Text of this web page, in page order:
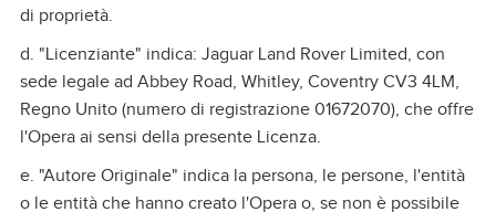
di proprietà.
d. "Licenziante" indica: Jaguar Land Rover Limited, con
sede legale ad Abbey Road, Whitley, Coventry CV3 4LM,
Regno Unito (numero di registrazione 01672070), che offre
l'Opera ai sensi della presente Licenza.
e. "Autore Originale" indica la persona, le persone, l'entità
o le entità che hanno creato l'Opera o, se non è possibile